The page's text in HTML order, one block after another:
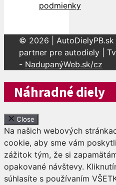
podmienky
© 2026 |
partner pre autodiely |
- NadupanýWeb.sk/cz
Náhradné diely
Close
Na našich webových
cookie, aby sme vám
zážitok tým, že si
opakované návštevy.
súhlasíte s používaním